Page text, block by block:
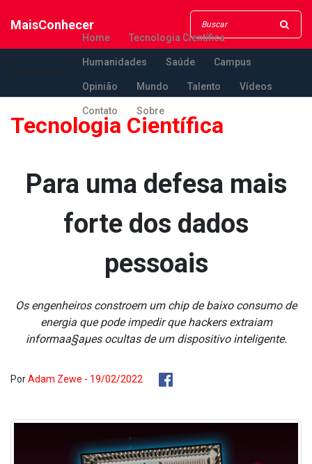
MaisConhecer
Home Tecnologia Científica
Humanidades Saúde Campus
Opinião Mundo Talento Vídeos
Contato Sobre
Tecnologia Científica
Para uma defesa mais
forte dos dados
pessoais
Os engenheiros constroem um chip de baixo consumo de
energia que pode impedir que hackers extraiam
informaa§aµes ocultas de um dispositivo inteligente.
PorAdam Zewe - 19/02/2022